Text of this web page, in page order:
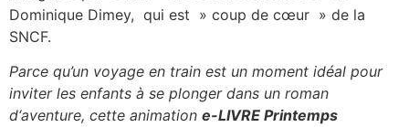
Dominique Dimey, qui est » coup de cœur » de la
SNCF.
Parce qu’un voyage en train est un moment idéal pour
inviter les enfants à se plonger dans un roman
d‘aventure, cette animation e-LIVRE Printemps